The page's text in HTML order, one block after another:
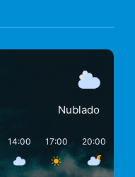
Nublado
14:00 17:00 20:00